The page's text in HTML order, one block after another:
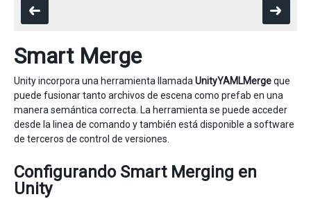
Smart Merge
Unity incorpora una herramienta llamada UnityYAMLMergeque
puede fusionar tanto archivos de escena como prefab en una
manera semántica correcta. La herramienta se puede acceder
desde la linea de comando y también está disponible a software
de terceros de control de versiones.
Configurando Smart Merging en
Unity